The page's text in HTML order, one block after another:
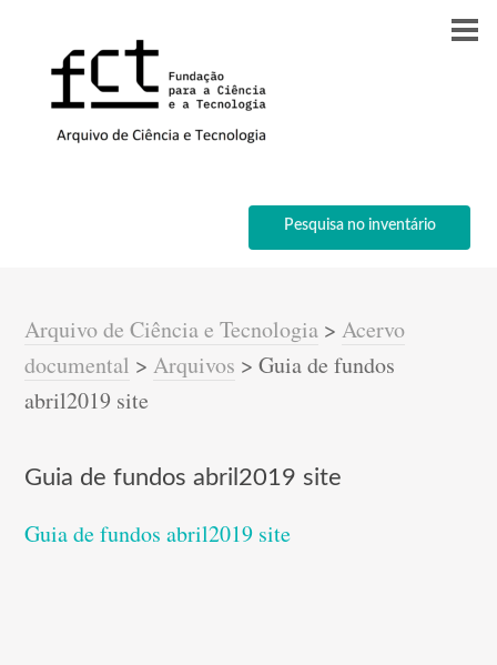
Pesquisa no inventário
Arquivo de Ciência e Tecnologia >Acervo
documental >Arquivos >Guia de fundos
abril2019 site
Guia de fundos abril2019 site
Guia de fundos abril2019 site